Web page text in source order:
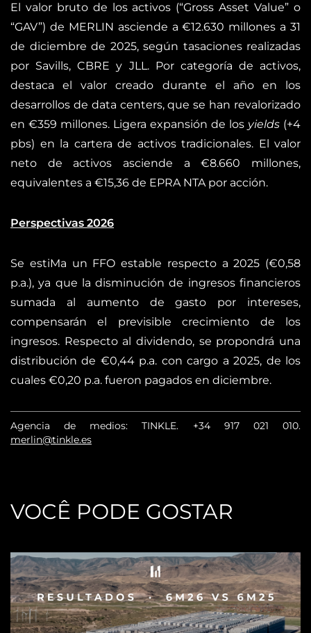
El valor bruto de los activos (“Gross Asset Value” o
“GAV”) de MERLIN asciende a €12.630 millones a 31
de diciembre de 2025, según tasaciones realizadas
por Savills, CBRE y JLL. Por categoría de activos,
destaca el valor creado durante el año en los
desarrollos de data centers, que se han revalorizado
en €359 millones. Ligera expansión de los yields (+4
pbs) en la cartera de activos tradicionales. El valor
neto de activos asciende a €8.660 millones,
equivalentes a €15,36 de EPRA NTA por acción.
Perspectivas 2026
Se estiMa un FFO estable respecto a 2025 (€0,58
p.a.), ya que la disminución de ingresos financieros
sumada al aumento de gasto por intereses,
compensarán el previsible crecimiento de los
ingresos. Respecto al dividendo, se propondrá una
distribución de €0,44 p.a. con cargo a 2025, de los
cuales €0,20 p.a. fueron pagados en diciembre.
Agencia de medios: TINKLE. +34 917 021 010.
merlin@tinkle.es
VOCÊ PODE GOSTAR